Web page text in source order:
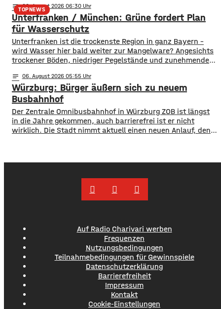
Kissingens Oberbürgermeister Dirk Vogel und der
Wirtschaftsförderer der Stadt Sebastian Bünner sehen
damit ihr Engagement und den aktuellen Kurs der
TOPNEWS
notes 06. August 2026 06:30
Unterfranken / München: Grüne fordert Plan
für Wasserschutz
​​Unterfranken ist die trockenste Region in ganz Bayern –
wird Wasser hier bald weiter zur Mangelware? Angesichts
trockener Böden, niedriger Pegelstände und zunehmender
​Mit einem neuen Antrag fordern sie einen 10-Punkte-
Wasser-Notfallplan für Bayern. ​Die Grünen-Fraktion hat
dabei kurzfristige und langfristige Maßnahmen im Petto.
So sollen unter anderem
notes 06. August 2026 05:55
Würzburg: Bürger äußern sich zu neuem
Busbahnhof
Der Zentrale Omnibusbahnhof in Würzburg ZOB ist längst
in die Jahre gekommen, auch barrierefrei ist er nicht
wirklich. Die Stadt nimmt aktuell einen neuen Anlauf, den
Auf Radio Charivari werben
Frequenzen
Nutzungsbedingungen
Teilnahmebedingungen für Gewinnspiele
Datenschutzerklärung
Barrierefreiheit
Impressum
Kontakt
Cookie-Einstellungen